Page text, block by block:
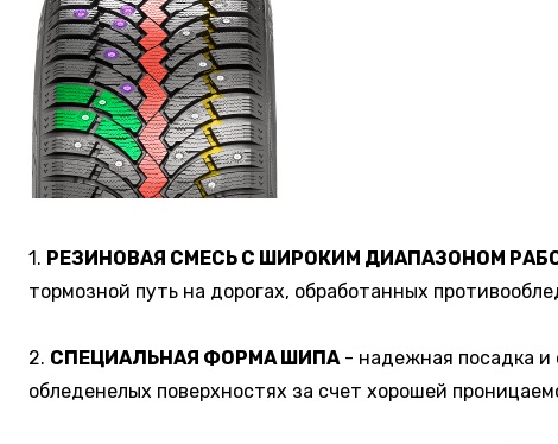
1. РЕЗИНОВАЯ СМЕСЬ С ШИРОКИМ ДИАПАЗОНОМ
тормозной путь на дорогах, обработанных
2. СПЕЦИАЛЬНАЯ ФОРМА ШИПА - надежная посадка и
обледенелых поверхностях за счет хорошей